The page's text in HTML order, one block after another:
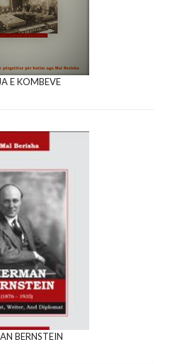
E KOMBEVE
BERNSTEIN